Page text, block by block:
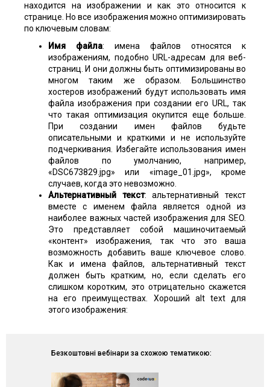
находится на изображении и как это относится к
странице. Но все изображения можно оптимизировать
по ключевым словам:
Имя файла: имена файлов относятся к
изображениям, подобно URL-адресам для веб-
страниц. И они должны быть оптимизированы во
многом таким же образом. Большинство
хостеров изображений будут использовать имя
файла изображения при создании его URL, так
что такая оптимизация окупится еще больше.
При создании имен файлов будьте
описательными и краткими и не используйте
подчеркивания. Избегайте использования имен
файлов по умолчанию, например,
«DSC673829.jpg» или «image_01.jpg», кроме
случаев, когда это невозможно.
Альтернативный текст: альтернативный текст
вместе с именем файла является одной из
наиболее важных частей изображения для SEO.
Это представляет собой машиночитаемый
«контент» изображения, так что это ваша
возможность добавить ваше ключевое слово.
Как и имена файлов, альтернативный текст
должен быть кратким, но, если сделать его
слишком коротким, это отрицательно скажется
на его преимуществах. Хороший alt text для
этого изображения:
Безкоштовні вебінари за схожою тематикою: